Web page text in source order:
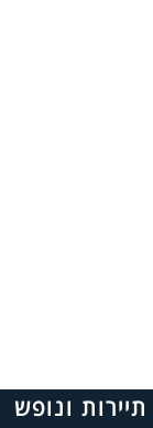
תיירות ונופש